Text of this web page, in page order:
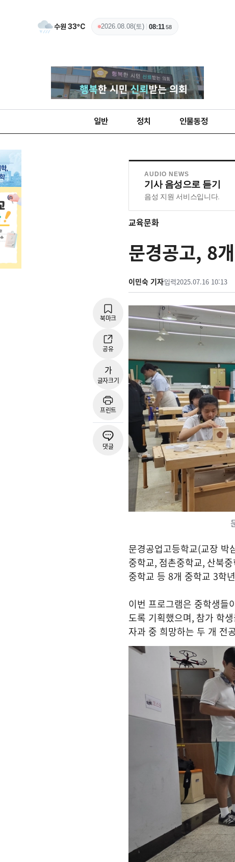
수원 33ºC 2026.08.08(토) 08:1159
일반 정치 인물동정
AUDIO NEWS
기사 음성으로 듣기
음성 지원 서비스입니다.
교육문화
문경공고, 8
이민숙 기자입력2025.07.16 10:13
북마크
공유
가
글자크기
프린트
댓글
문경공업고등학교(교장 박
중학교, 점촌중학교, 산북
중학교 등 8개 중학교 3학
이번 프로그램은 중학생들
도록 기획했으며, 참가 학
자과 중 희망하는 두 개 전